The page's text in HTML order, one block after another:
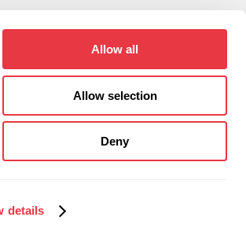
details
Allow all
Allow selection
Deny